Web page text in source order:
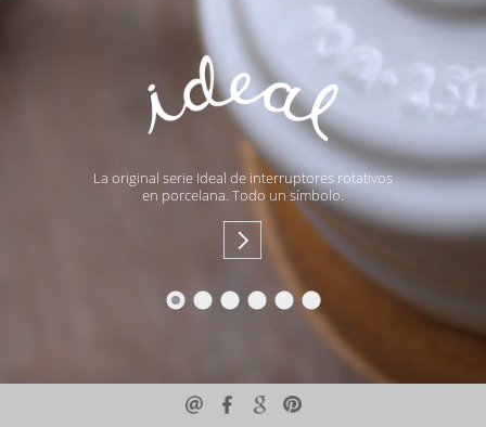
La original serie Ideal de interruptores rotativos
en porcelana. Todo un símbolo.